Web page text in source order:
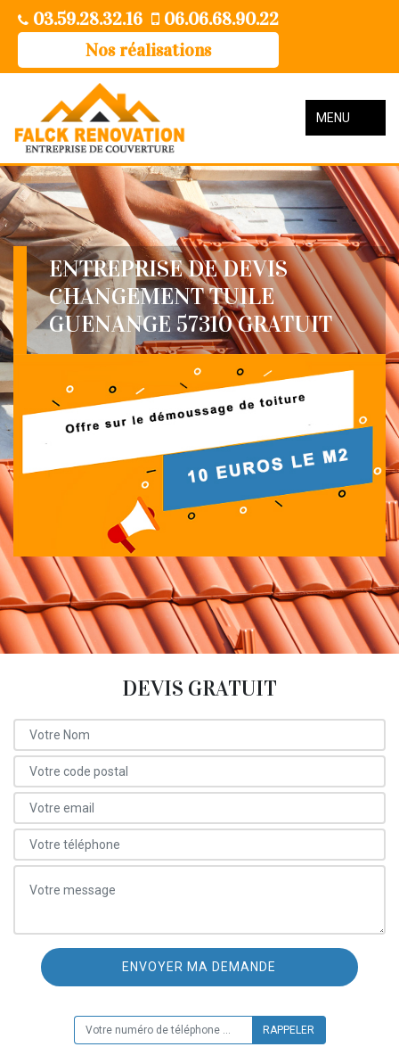
03.59.28.32.16
06.06.68.90.22
Nos réalisations
MENU
ENTREPRISE DE DEVIS
CHANGEMENT TUILE
GUENANGE 57310 GRATUIT
DEVIS GRATUIT